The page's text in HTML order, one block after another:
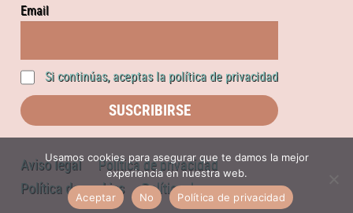
Email
Si continúas, aceptas la política de privacidad
Aviso legal
Política de privacidad
Política de cookies
Política de compras
Usamos cookies para asegurar que te damos la mejor
experiencia en nuestra web.
Aceptar
No Política de privacidad